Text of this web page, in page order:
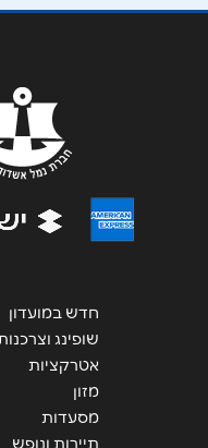
חדש במועדון
שופינג
אטרקציות
מזון
מסעדות
תיירות ונופש